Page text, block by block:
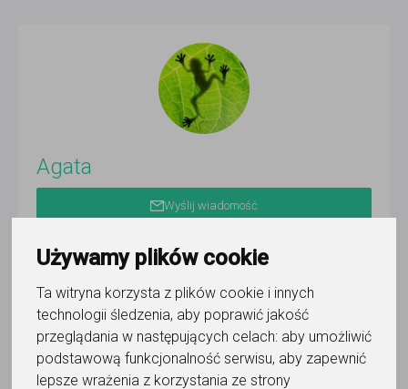
Używamy plików cookie
Ta witryna korzysta z plików cookie i innych
technologii śledzenia, aby poprawić jakość
przeglądania w następujących celach: aby umożliwić
podstawową funkcjonalność serwisu, aby zapewnić
lepsze wrażenia z korzystania ze strony
Agata
Wyślij wiadomość
ponad 3 miesiące temu
Korepetytor prowadzi zajęcia online